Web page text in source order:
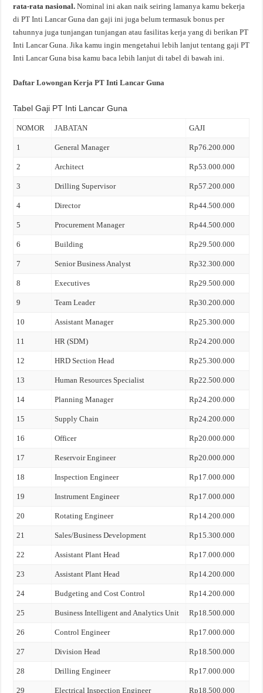
rata-rata nasional.Nominal ini akan naik seiring lamanya kamu bekerja
di PT Inti Lancar Guna dan gaji ini juga belum termasuk bonus per
tahunnya juga tunjangan tunjangan atau fasilitas kerja yang di berikan PT
Inti Lancar Guna. Jika kamu ingin mengetahui lebih lanjut tentang gaji PT
Inti Lancar Guna bisa kamu baca lebih lanjut di tabel di bawah ini.
Daftar Lowongan Kerja PT Inti Lancar Guna
Tabel Gaji PT Inti Lancar Guna
NOMOR JABATAN GAJI
1 General Manager Rp76.200.000
2 Architect Rp53.000.000
3 Drilling Supervisor Rp57.200.000
4 Director Rp44.500.000
5 Procurement Manager Rp44.500.000
6 Building Rp29.500.000
7 Senior Business Analyst Rp32.300.000
8 Executives Rp29.500.000
9 Team Leader Rp30.200.000
10 Assistant Manager Rp25.300.000
11 HR (SDM) Rp24.200.000
12 HRD Section Head Rp25.300.000
13 Human Resources Specialist Rp22.500.000
14 Planning Manager Rp24.200.000
15 Supply Chain Rp24.200.000
16 Officer Rp20.000.000
17 Reservoir Engineer Rp20.000.000
18 Inspection Engineer Rp17.000.000
19 Instrument Engineer Rp17.000.000
20 Rotating Engineer Rp14.200.000
21 Sales/Business Development Rp15.300.000
22 Assistant Plant Head Rp17.000.000
23 Assistant Plant Head Rp14.200.000
24 Budgeting and Cost Control Rp14.200.000
25 Business Intelligent and Analytics Unit Rp18.500.000
26 Control Engineer Rp17.000.000
27 Division Head Rp18.500.000
28 Drilling Engineer Rp17.000.000
29 Electrical Inspection Engineer Rp18.500.000